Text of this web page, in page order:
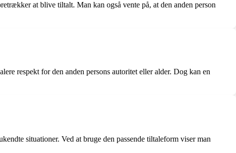
at blive tiltalt. Man kan også vente på, at den anden person
respekt for den anden persons autoritet eller alder. Dog kan en
situationer. Ved at bruge den passende tiltaleform viser man